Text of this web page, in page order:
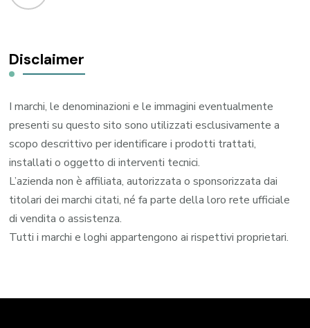
Disclaimer
I marchi, le denominazioni e le immagini eventualmente
presenti su questo sito sono utilizzati esclusivamente a
scopo descrittivo per identificare i prodotti trattati,
installati o oggetto di interventi tecnici.
L’azienda non è affiliata, autorizzata o sponsorizzata dai
titolari dei marchi citati, né fa parte della loro rete ufficiale
di vendita o assistenza.
Tutti i marchi e loghi appartengono ai rispettivi proprietari.